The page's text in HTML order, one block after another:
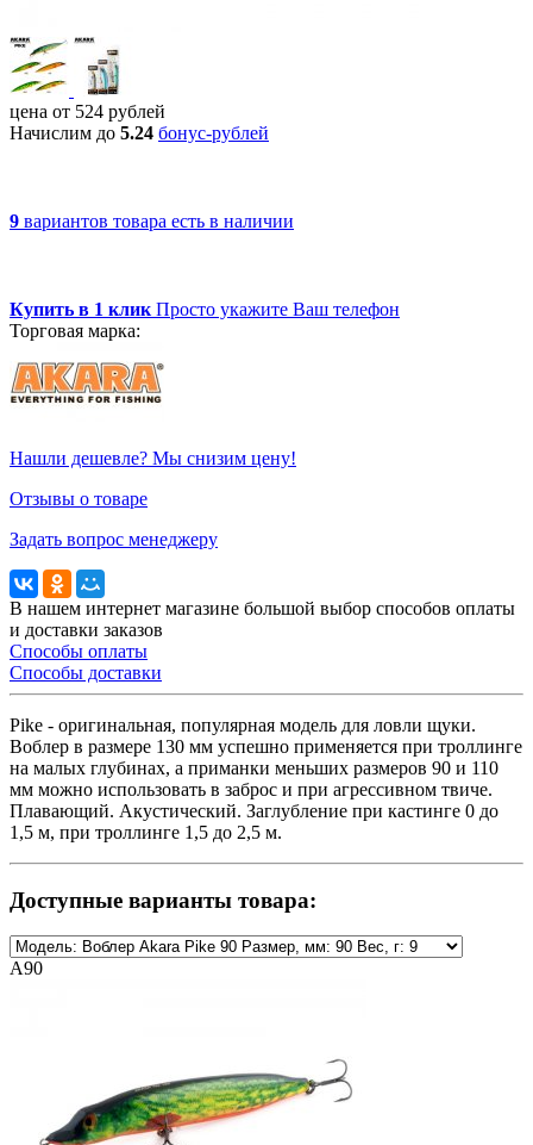
цена от 524 рублей
Начислим до 5.24 бонус-рублей
9 вариантов товара есть в наличии
Купить в 1 клик Просто укажите Ваш телефон
Торговая марка:
Нашли дешевле? Мы снизим цену!
Отзывы о товаре
Задать вопрос менеджеру
В нашем интернет магазине большой выбор способов оплаты
и доставки заказов
Способы оплаты
Способы доставки
Pike - оригинальная, популярная модель для ловли щуки.
Воблер в размере 130 мм успешно применяется при троллинге
на малых глубинах, а приманки меньших размеров 90 и 110
мм можно использовать в заброс и при агрессивном твиче.
Плавающий. Акустический. Заглубление при кастинге 0 до
1,5 м, при троллинге 1,5 до 2,5 м.
Доступные варианты товара:
A90